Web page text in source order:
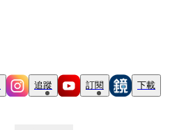
追蹤 訂閱 下載